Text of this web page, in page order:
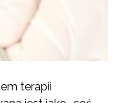
terapii